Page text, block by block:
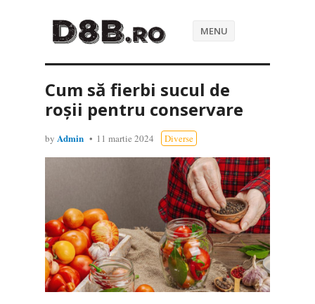
MENU
Cum să fierbi sucul de
roșii pentru conservare
by Admin 11 martie 2024 Diverse